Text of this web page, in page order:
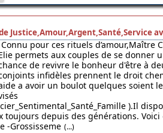
Justice,Amour,Argent,Santé,Service
Connu pour ces rituels d’amour,Maître
permets aux couples de se donner
de revivre le bonheur d'être à
infidèles prennent le droit
a avoir un boulot quelques soient
).Il
toujours depuis des générations. Voici
-Grossisseme (...)